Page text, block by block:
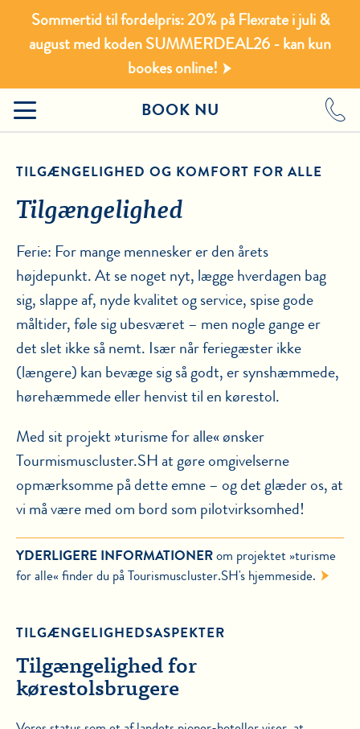
Sommertid til fordelpris: 20% på Flexrate i juli &
august med koden SUMMERDEAL26 - kan kun
bookes online!
BOOK NU
TILGÆNGELIGHED OG KOMFORT FOR ALLE
Tilgængelighed
Ferie: For mange mennesker er den årets
højdepunkt. At se noget nyt, lægge hverdagen bag
sig, slappe af, nyde kvalitet og service, spise gode
måltider, føle sig ubesværet – men nogle gange er
det slet ikke så nemt. Især når feriegæster ikke
(længere) kan bevæge sig så godt, er synshæmmede,
hørehæmmede eller henvist til en kørestol.
Med sit projekt »turisme for alle« ønsker
Tourmismuscluster.SH at gøre omgivelserne
opmærksomme på dette emne – og det glæder os, at
vi må være med om bord som pilotvirksomhed!
YDERLIGERE INFORMATIONERom projektet »turisme
for alle« finder du på Tourismuscluster.SH's hjemmeside.
TILGÆNGELIGHEDSASPEKTER
Tilgængelighed for
kørestolsbrugere